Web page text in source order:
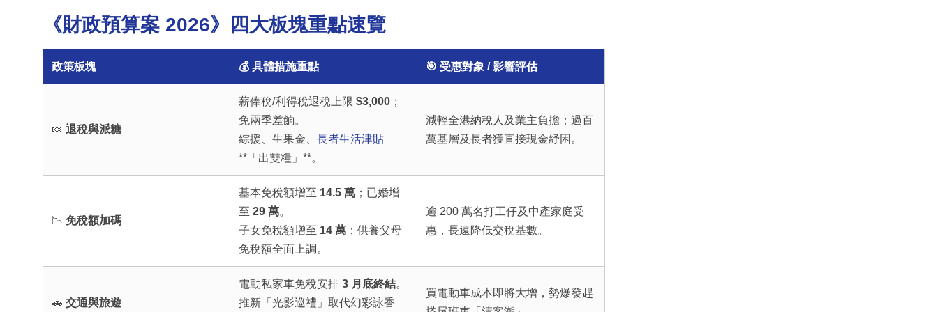
《財政預算案 2026》四大板塊重點速覽
政策板塊 💰 具體措施重點 🎯 受惠對象 / 影響評估
🍬 退稅與派糖
薪俸稅/利得稅退稅上限 $3,000；
免兩季差餉。
綜援、生果金、 長者生活津貼
**「出雙糧」**。
減輕全港納稅人及業主負擔；過百
萬基層及長者獲直接現金紓困。
📉 免稅額加碼
基本免稅額增至 14.5 萬；已婚增
至 29 萬。
子女免稅額增至 14 萬；供養父母
免稅額全面上調。
逾 200 萬名打工仔及中產家庭受
惠，長遠降低交稅基數。
🚗 交通與旅遊
電動私家車免稅安排 3 月底終結。
推新「光影巡禮」取代幻彩詠香
買電動車成本即將大增，勢爆發趕